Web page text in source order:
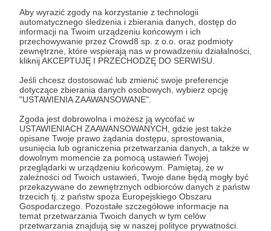
Aby wyrazić zgody na korzystanie z technologii
automatycznego śledzenia i zbierania danych, dostęp do
informacji na Twoim urządzeniu końcowym i ich
przechowywanie przez Crowd8 sp. z o.o. oraz podmioty
zewnętrzne, które wspierają nas w prowadzeniu działalności,
kliknij AKCEPTUJĘ I PRZECHODZĘ DO SERWISU.
Jeśli chcesz dostosować lub zmienić swoje preferencje
dotyczące zbierania danych osobowych, wybierz opcję
"USTAWIENIA ZAAWANSOWANE".
Zgoda jest dobrowolna i możesz ją wycofać w
USTAWIENIACH ZAAWANSOWANYCH, gdzie jest także
opisane Twoje prawo żądania dostępu, sprostowania,
usunięcia lub ograniczenia przetwarzania danych, a także w
dowolnym momencie za pomocą ustawień Twojej
przeglądarki w urządzeniu końcowym. Pamiętaj, że w
zależności od Twoich ustawień, Twoje dane będą mogły być
przekazywane do zewnętrznych odbiorców danych z państw
trzecich tj. z państw spoza Europejskiego Obszaru
Gospodarczego. Pozostałe szczegółowe informacje na
temat przetwarzania Twoich danych w tym celów
przetwarzania znajdują się w naszej polityce prywatności.
* Zapoznałem się i akceptujęRegulaminserwisu oraz
* Wyrażam zgodę na przetwarzanie moich danych
osobowych podanych w formularzu rejestracyjnym w celu
prawidłowego świadczenia usług serwisu Patronite.
Wyrażam zgodę na otrzymywanie drogą elektroniczną
informacji handlowych - newslettera. Opcja ta może zostać
zmieniona w ustawieniach konta.